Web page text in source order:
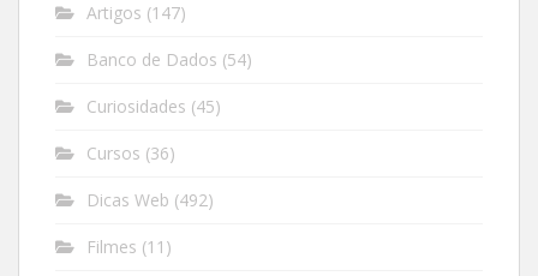
Artigos (147)
Banco de Dados (54)
Curiosidades (45)
Cursos (36)
Dicas Web (492)
Filmes (11)